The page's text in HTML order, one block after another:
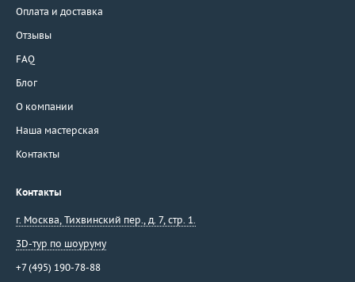
Оплата и доставка
Отзывы
FAQ
Блог
О компании
Наша мастерская
Контакты
Контакты
г. Москва Тихвинский пер., д. 7, стр. 1.
3D-тур по шоуруму
+7 (495) 190-78-88